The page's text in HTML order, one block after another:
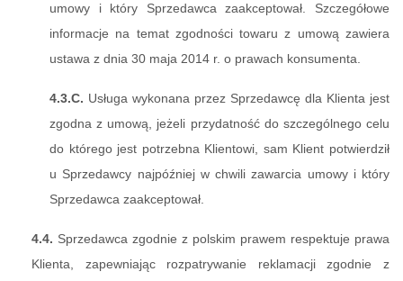
umowy i który Sprzedawca zaakceptował. Szczegółowe
informacje na temat zgodności towaru z umową zawiera
ustawa z dnia 30 maja 2014 r. o prawach konsumenta.
4.3.C. Usługa wykonana przez Sprzedawcę dla Klienta jest
zgodna z umową, jeżeli przydatność do szczególnego celu
do którego jest potrzebna Klientowi, sam Klient potwierdził
u Sprzedawcy najpóźniej w chwili zawarcia umowy i który
Sprzedawca zaakceptował.
4.4. Sprzedawca zgodnie z polskim prawem respektuje prawa
Klienta, zapewniając rozpatrywanie reklamacji zgodnie z